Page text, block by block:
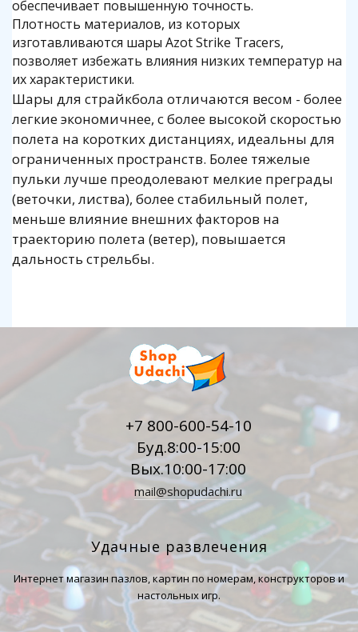
обеспечивает повышенную точность.
Плотность материалов, из которых
изготавливаются шары Azot Strike Tracers,
позволяет избежать влияния низких температур на
их характеристики.
Шары для страйкбола отличаются весом - более
легкие экономичнее, с более высокой скоростью
полета на коротких дистанциях, идеальны для
ограниченных пространств. Более тяжелые
пульки лучше преодолевают мелкие преграды
(веточки, листва), более стабильный полет,
меньше влияние внешних факторов на
траекторию полета (ветер), повышается
дальность стрельбы.
+7 800-600-54-10
Буд.8:00-15:00
Вых.10:00-17:00
mail@shopudachi.ru
Удачные развлечения
Интернет магазин пазлов, картин по номерам, конструкторов и
настольных игр.